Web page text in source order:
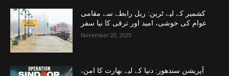
کشمیر کے لیے ٹرین: ریل رابطے سے مقامی
عوام کی خوشی، امید اور ترقی کا نیا سفر
November 20, 2025
آپریشن سندھور: دنیا کے لیے بھارت کا امن،